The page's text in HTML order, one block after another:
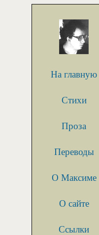
На главную
Стихи
Проза
Переводы
О Максиме
О сайте
Ссылки